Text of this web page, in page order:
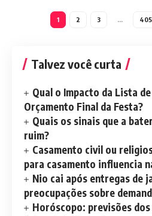
1 2 3 … 405
Talvez você curta
Qual o Impacto da Lista
Orçamento Final da Festa?
Quais os sinais que a
ruim?
Casamento civil ou
para casamento influencia
Nio cai após entregas de
preocupações sobre
Horóscopo: previsões